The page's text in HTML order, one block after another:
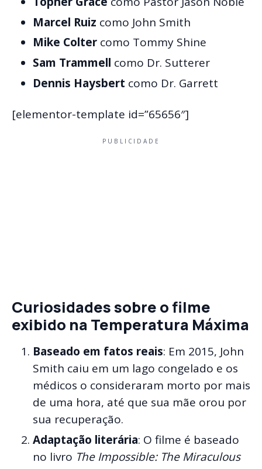
Marcel Ruiz como John Smith
Mike Colter como Tommy Shine
Sam Trammell como Dr. Sutterer
Dennis Haysbert como Dr. Garrett
[elementor-template id=”65656″]
PUBLICIDADE
Curiosidades sobre o filme
exibido na Temperatura Máxima
Baseado em fatos reais: Em 2015, John
Smith caiu em um lago congelado e os
médicos o consideraram morto por mais
de uma hora, até que sua mãe orou por
sua recuperação.
Adaptação literária: O filme é baseado
no livro The Impossible: The Miraculous